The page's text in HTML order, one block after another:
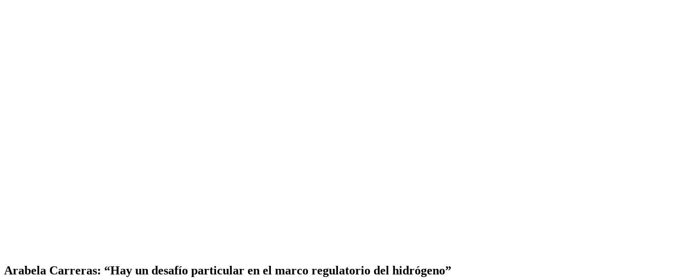
Arabela Carreras: “Hay un desafío particular en el marco regulatorio del hidrógeno”